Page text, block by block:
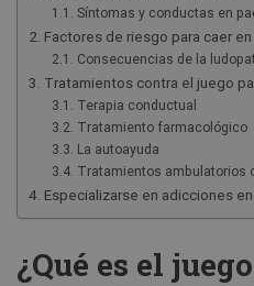
Síntomas y conductas en
Factores de riesgo para caer
Consecuencias de la
Tratamientos contra el juego
Terapia conductual
Tratamiento farmacológico
La autoayuda
Tratamientos ambulatorios
Especializarse en adicciones
¿Qué es el